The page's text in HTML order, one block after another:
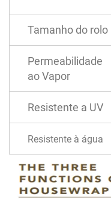
Tamanho do rolo
Permeabilidade
ao Vapor
Resistente a UV
Resistente à água